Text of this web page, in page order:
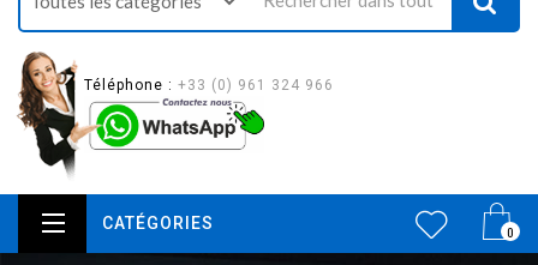
Téléphone : +33 (0) 961 324 966
0
CATÉGORIES